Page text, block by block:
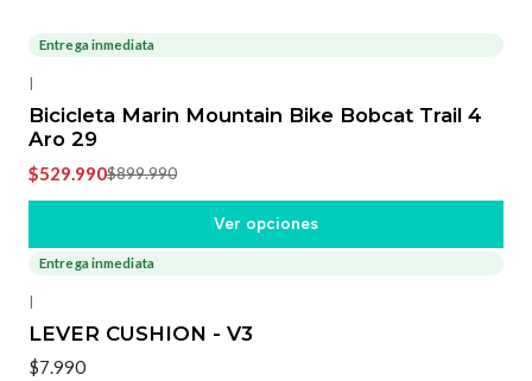
-41%
Entrega inmediata
|
Bicicleta Marin Mountain Bike Bobcat Trail 4
Aro 29
$529.990$899.990
Ver opciones
Entrega inmediata
|
LEVER CUSHION - V3
$7.990